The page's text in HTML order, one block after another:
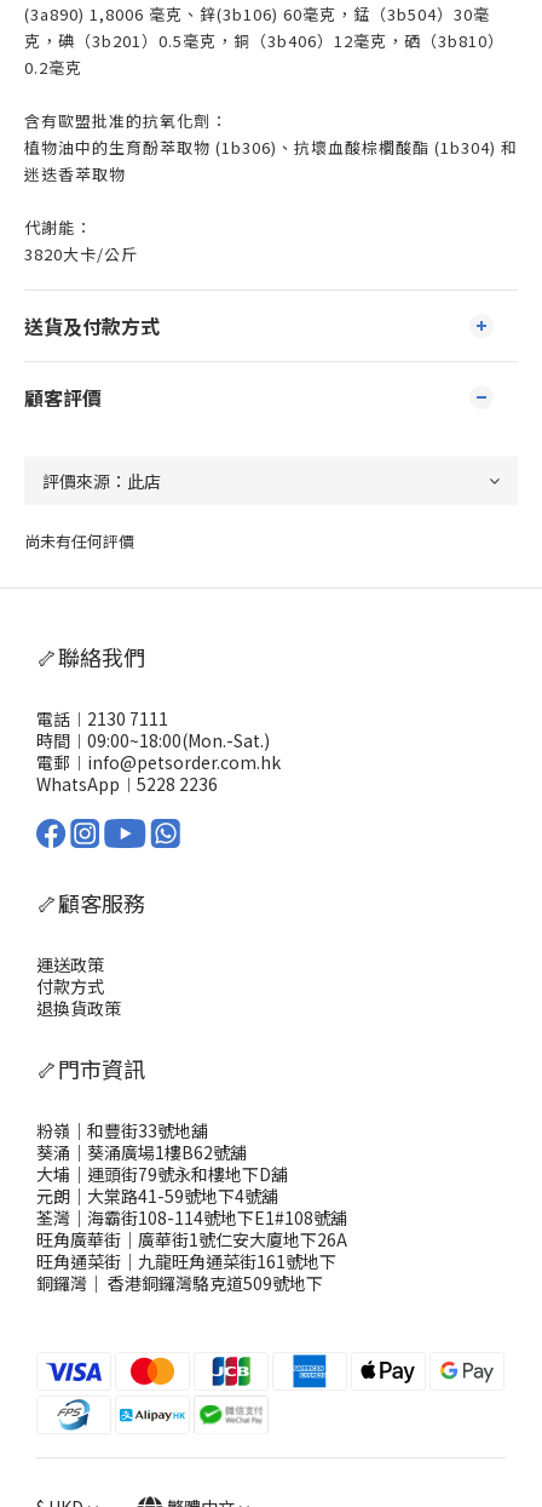
(3a890) 1,8006 毫克、鋅(3b106) 60毫克，錳（3b504）30毫
克，碘（3b201）0.5毫克，銅（3b406）12毫克，硒（3b810）
0.2毫克
含有歐盟批准的抗氧化劑：
植物油中的生育酚萃取物 (1b306)、抗壞血酸棕櫚酸酯 (1b304) 和
迷迭香萃取物
代謝能：
3820大卡/公斤
送貨及付款方式
顧客評價
尚未有任何評價
🦴聯絡我們
電話︱2130 7111
時間︱09:00~18:00(Mon.-Sat.)
電郵︱info@petsorder.com.hk
WhatsApp︱ 5228 2236
🦴顧客服務
運送政策
付款方式
退換貨政策
🦴門市資訊
粉嶺｜和豐街33號地舖
葵涌｜葵涌廣場1樓B62號舖
大埔｜運頭街79號永和樓地下D舖
元朗｜大棠路41-59號地下4號舖
荃灣｜海霸街108-114號地下E1#108號舖
旺角廣華街｜廣華街1號仁安大廈地下26A
旺角通菜街｜九龍旺角通菜街161號地下
銅鑼灣 ｜ 香港銅鑼灣駱克道509號地下